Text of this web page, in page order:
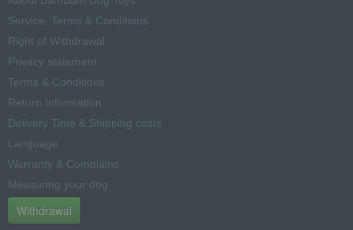
Service, Terms & Conditions
Right of Withdrawal
Privacy statement
Terms & Conditions
Return Information
Delivery Time & Shipping costs
Language
Warranty & Complains
Measuring your dog
Withdrawal